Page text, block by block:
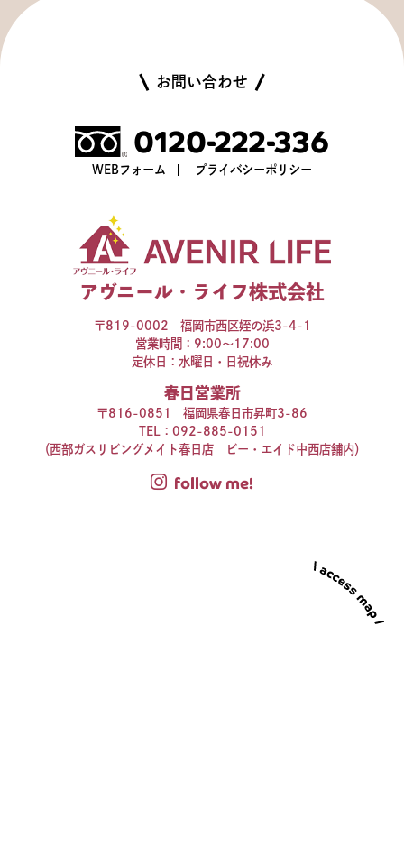
お問い合わせ
0120-222-336
WEBフォーム プライバシーポリシー
アヴニール・ライフ株式会社
〒819-0002 福岡市西区姪の浜3-4-1
営業時間：9:00～17:00
定休日：水曜日・日祝休み
春日営業所
〒816-0851 福岡県春日市昇町3-86
TEL： 092-885-0151
（西部ガスリビングメイト春日店 ビー・エイド中西店舗内）
follow me!